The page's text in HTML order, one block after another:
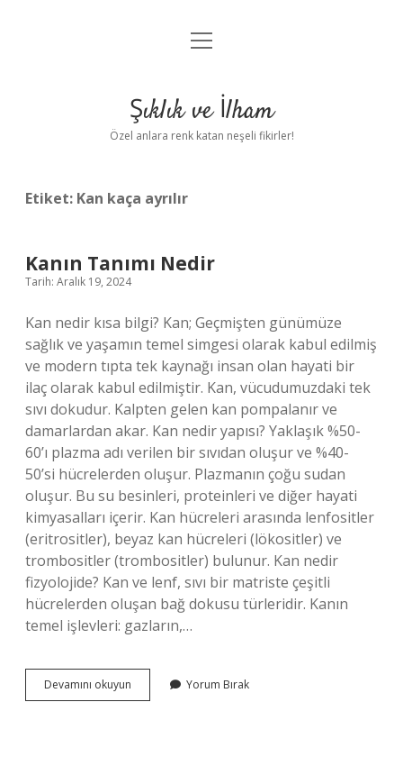
Anasayfa
Yasal Uyarı
menüyü
Şıklık ve İlham
Özel anlara renk katan neşeli fikirler!
Etiket: Kan kaça ayrılır
Kanın Tanımı Nedir
Tarih: Aralık 19, 2024
Kan nedir kısa bilgi? Kan; Geçmişten günümüze
sağlık ve yaşamın temel simgesi olarak kabul edilmiş
ve modern tıpta tek kaynağı insan olan hayati bir
ilaç olarak kabul edilmiştir. Kan, vücudumuzdaki tek
sıvı dokudur. Kalpten gelen kan pompalanır ve
damarlardan akar. Kan nedir yapısı? Yaklaşık %50-
60’ı plazma adı verilen bir sıvıdan oluşur ve %40-
50’si hücrelerden oluşur. Plazmanın çoğu sudan
oluşur. Bu su besinleri, proteinleri ve diğer hayati
kimyasalları içerir. Kan hücreleri arasında lenfositler
(eritrositler), beyaz kan hücreleri (lökositler) ve
trombositler (trombositler) bulunur. Kan nedir
fizyolojide? Kan ve lenf, sıvı bir matriste çeşitli
hücrelerden oluşan bağ dokusu türleridir. Kanın
temel işlevleri: gazların,…
Devamını okuyun
Tanımı
Yorum Bırak